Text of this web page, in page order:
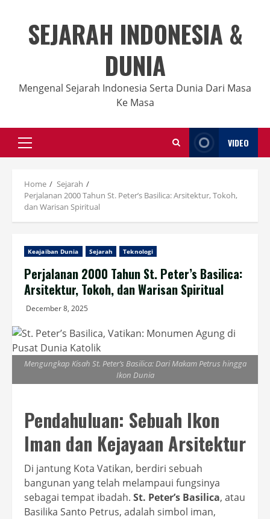
contentSEJARAH INDONESIA &
DUNIA
Mengenal Sejarah Indonesia Serta Dunia Dari Masa
Ke Masa
Primary
Menu
VIDEO
Home
Sejarah
Perjalanan 2000 Tahun St. Peter’s Basilica: Arsitektur, Tokoh,
dan Warisan Spiritual
Keajaiban Dunia Sejarah Teknologi
Perjalanan 2000 Tahun St. Peter’s Basilica:
Arsitektur, Tokoh, dan Warisan Spiritual
December 8, 2025
Mengungkap Kisah St. Peter’s Basilica: Dari Makam Petrus hingga
Ikon Dunia
Pendahuluan: Sebuah Ikon
Iman dan Kejayaan Arsitektur
Di jantung Kota Vatikan, berdiri sebuah
bangunan yang telah melampaui fungsinya
sebagai tempat ibadah. St. Peter’s Basilica, atau
Basilika Santo Petrus, adalah simbol iman,